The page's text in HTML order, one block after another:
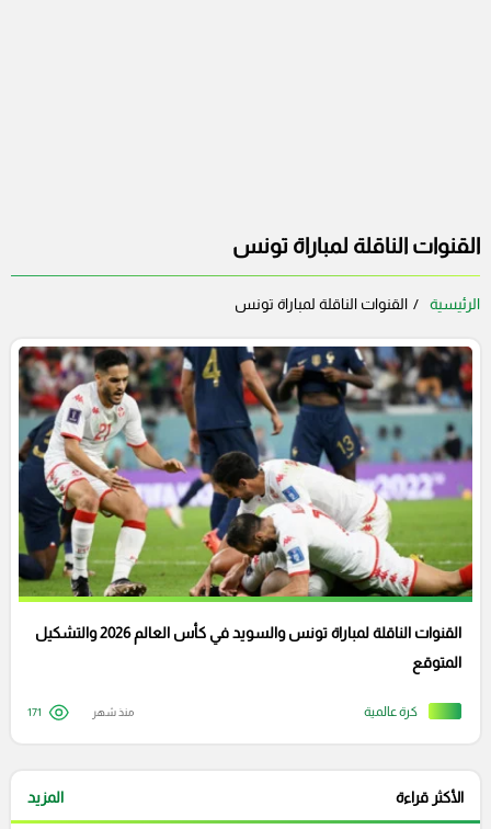
القنوات الناقلة لمباراة تونس
الرئيسية القنوات الناقلة لمباراة تونس
كرة عالمية
القنوات الناقلة لمباراة تونس والسويد في كأس العالم 2026 والتشكيل
المتوقع
منذ شهر 171
الأكثر قراءة المزيد